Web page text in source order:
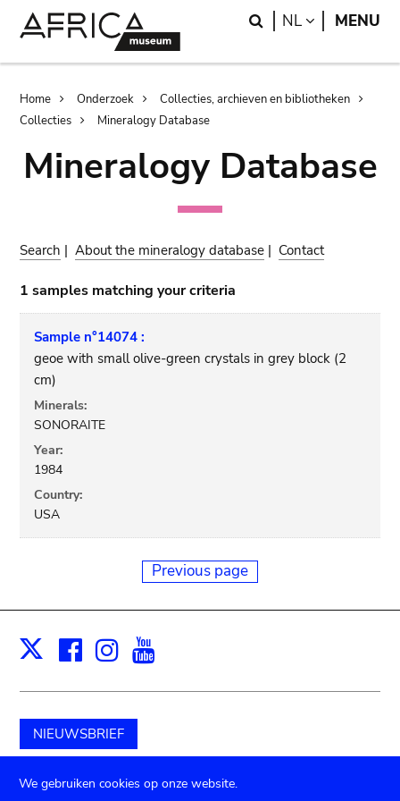
Search
NL LANGUAGE
MENU
Breadcrumb
Home Onderzoek
Collecties, archieven en bibliotheken
Collecties
Mineralogy Database
Mineralogy Database
Search |About the mineralogy database | Contact
1 samples matching your criteria
Sample n°14074 :
geoe with small olive-green crystals in grey block (2
cm)
Minerals:
SONORAITE
Year:
1984
Country:
USA
Previous page
X Facebook
Instagram
NIEUWSBRIEF
Schenk aan het museum
We gebruiken cookies op onze website.